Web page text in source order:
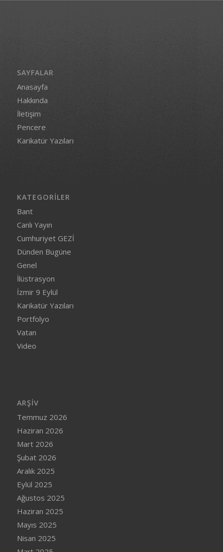
SAYFALAR
Anasayfa
Hakkında
İletişim
Pencere
Karikatür Yazıları
KATEGORILER
Bant
Canlı Yayın
Cumhuriyet GEZİ
Dünden Bugüne
Genel
İlüstrasyon
İzmir 9 Eylül
Karikatür Yazıları
Portfolyo
Vatan
Video
ARŞIV
Temmuz 2026
Haziran 2026
Mart 2026
Şubat 2026
Aralık 2025
Eylül 2025
Ağustos 2025
Haziran 2025
Mayıs 2025
Nisan 2025